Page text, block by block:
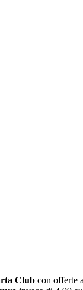
Club con offerte